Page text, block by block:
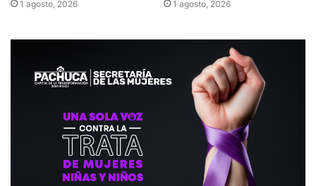
1 agosto, 2026 1 agosto, 2026